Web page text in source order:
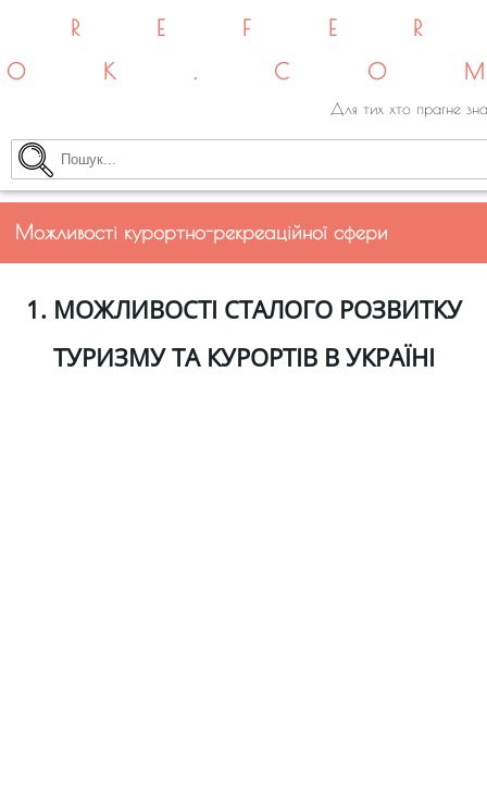
Для тих хто прагне
Можливості курортно-рекреаційної сфери
1. МОЖЛИВОСТІ СТАЛОГО РОЗВИТКУ
ТУРИЗМУ ТА КУРОРТІВ В УКРАЇНІ